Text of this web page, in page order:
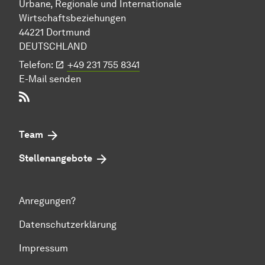
Urbane, Regionale und Internationale
Wirtschaftsbeziehungen
44221 Dort­mund
DEUTSCHLAND
Telefon:
+49 231 755 8341
E-Mail senden
Team
Stellenangebote
Anregungen?
Datenschutzerklärung
Impressum